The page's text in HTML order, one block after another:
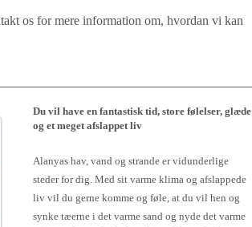
os for mere information om, hvordan vi kan
Du vil have en fantastisk tid, store følelser, glæde
og et meget afslappet liv
Alanyas hav, vand og strande er vidunderlige
steder for dig. Med sit varme klima og afslappede
liv vil du gerne komme og føle, at du vil hen og
synke tæerne i det varme sand og nyde det varme